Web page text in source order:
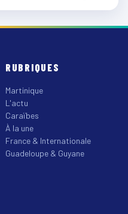
RUBRIQUES
Martinique
L'actu
Caraïbes
À la une
France & Internationale
Guadeloupe & Guyane